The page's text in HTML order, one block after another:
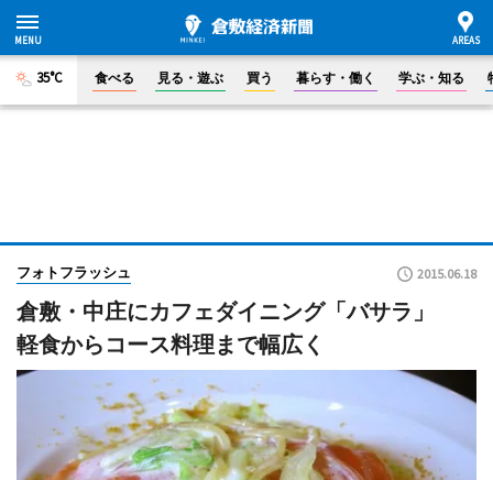
35°C 食べる 見る・遊ぶ 買う 暮らす・働く 学ぶ・知る
フォトフラッシュ 2015.06.18
倉敷・中庄にカフェダイニング「バサラ」
軽食からコース料理まで幅広く